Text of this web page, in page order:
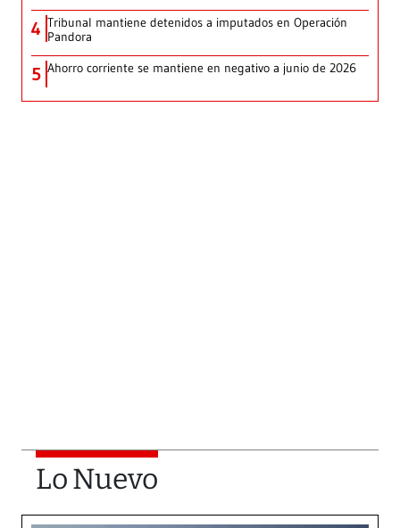
4 Tribunal mantiene detenidos a imputados en Operación
Pandora
5 Ahorro corriente se mantiene en negativo a junio de 2026
Lo Nuevo